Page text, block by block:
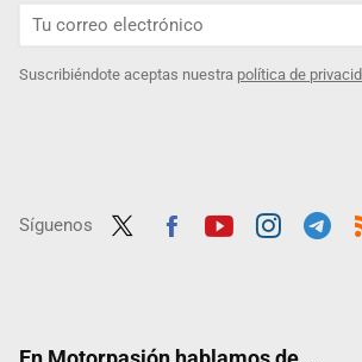
Suscribiéndote aceptas nuestra política de
Síguenos